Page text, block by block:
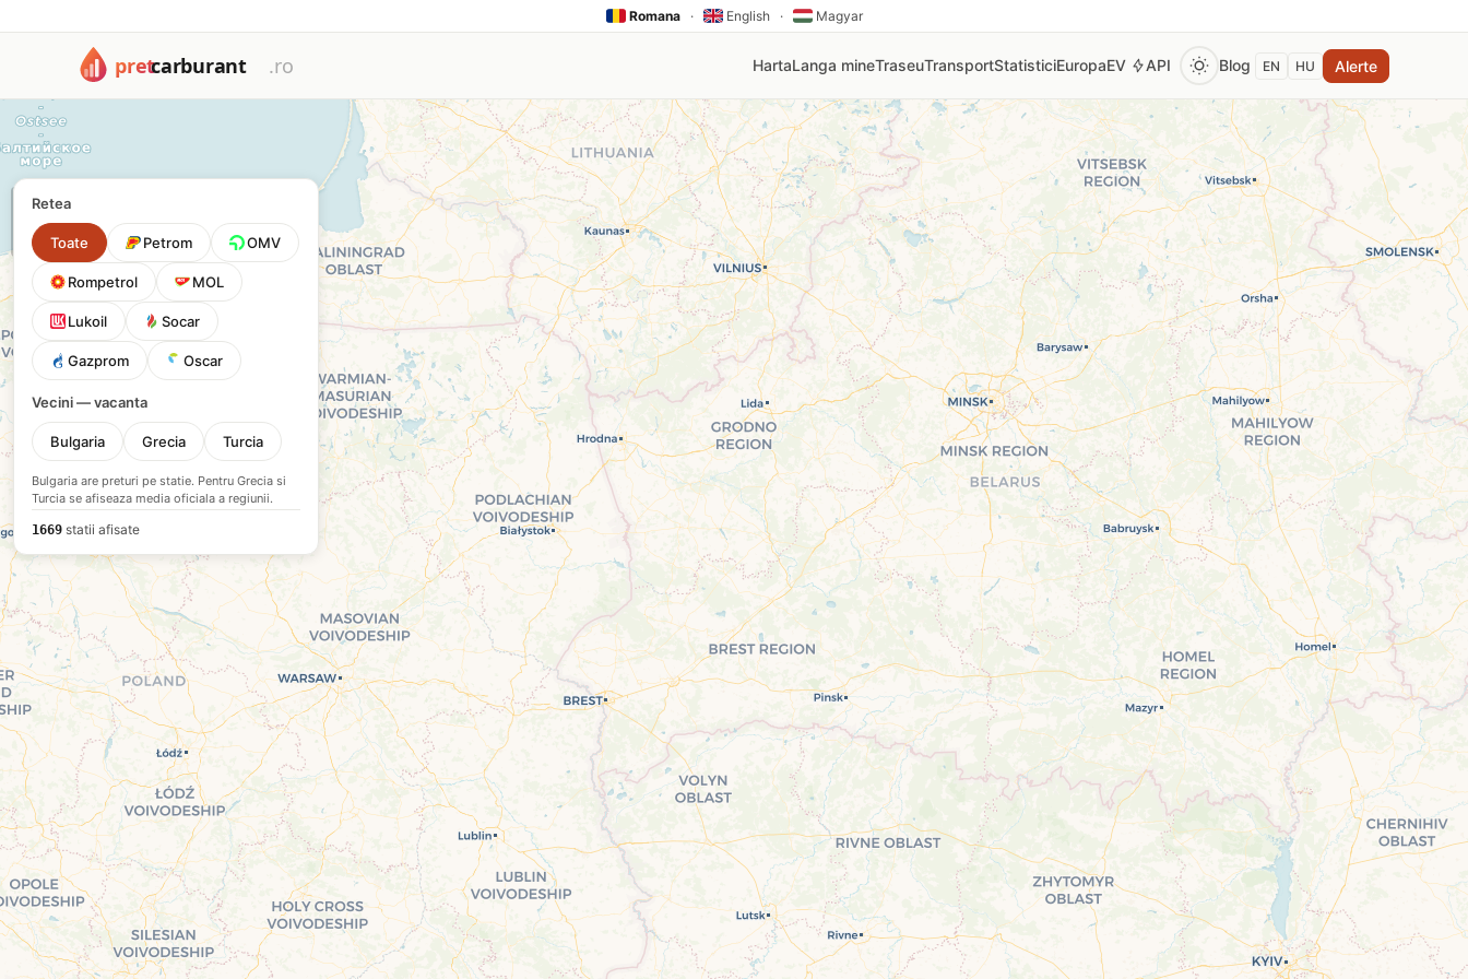
Romana · English · Magyar
HartaLanga mineTraseuTransportStatisticiEuropaEV API Blog EN HU Alerte
Harta benzinăriilor din România
Harta cu toate cele 1673 benzinării din România: Petrom, OMV, Rompetrol, Mol, Lukoil, Socar, Oscar. Click pe orice pin pentru a vedea prețul curent al benzinei, motorinei și GPL.
Filtrează după tip de carburant sau rețea pentru a găsi cea mai ieftină stație din zona ta. Prețurile sunt actualizate automat la fiecare 2 ore din surse oficiale verificate
+
−
Retea
Toate Petrom OMV
Rompetrol MOL
Lukoil Socar
Gazprom Oscar
Vecini — vacanta
Bulgaria Grecia Turcia
Bulgaria are preturi pe statie. Pentru Grecia si
Turcia se afiseaza media oficiala a regiunii.
1669 statii afisate